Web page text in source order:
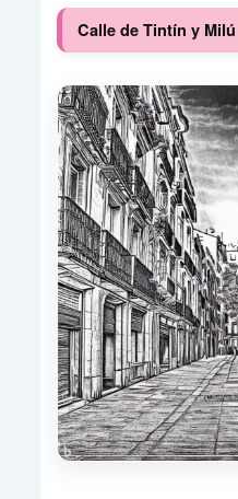
Calle de Tintín y Milú